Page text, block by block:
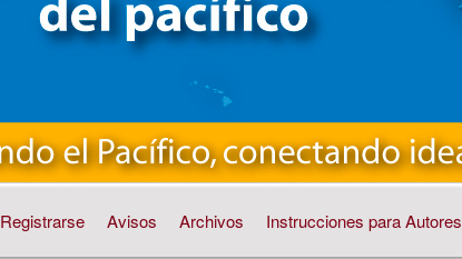
Registrarse Avisos Archivos Instrucciones para Autores